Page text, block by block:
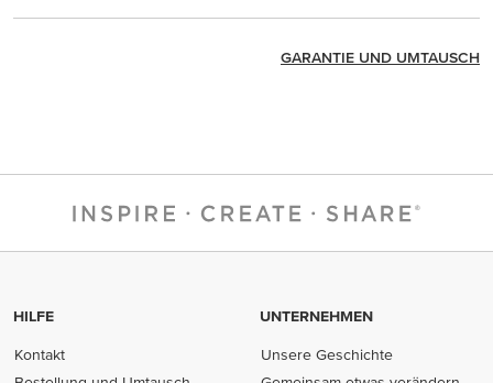
GARANTIE UND UMTAUSCH
HILFE
Kontakt
UNTERNEHMEN
Unsere Geschichte